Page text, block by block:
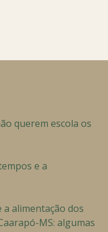
querem escola os
e a
alimentação dos
MS: algumas